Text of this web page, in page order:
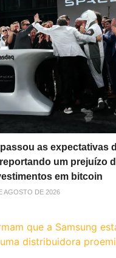
as expectativas
um prejuízo
em bitcoin
AGOSTO DE 2026